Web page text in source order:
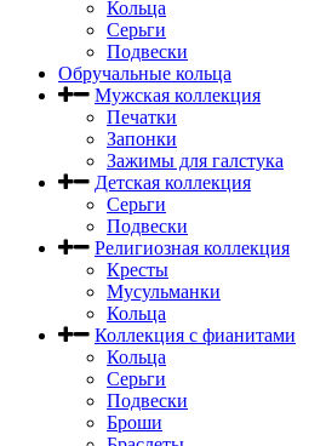
Кольца
Серьги
Подвески
Обручальные кольца
Мужская коллекция
Печатки
Запонки
Зажимы для галстука
Детская коллекция
Серьги
Подвески
Религиозная коллекция
Кресты
Мусульманки
Кольца
Коллекция с фианитами
Кольца
Серьги
Подвески
Броши